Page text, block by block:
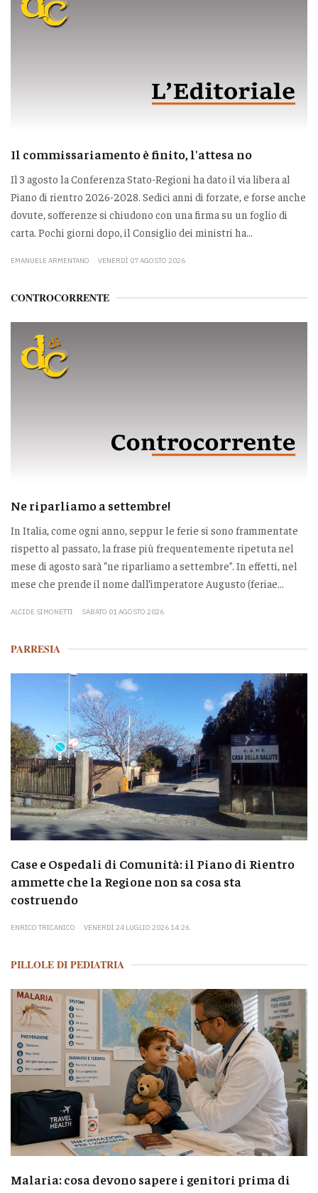
Il commissariamento è finito, l'attesa no
Il 3 agosto la Conferenza Stato-Regioni ha dato il via libera al
Piano di rientro 2026-2028. Sedici anni di forzate, e forse anche
dovute, sofferenze si chiudono con una firma su un foglio di
carta. Pochi giorni dopo, il Consiglio dei ministri ha...
EMANUELE ARMENTANO VENERDÌ 07 AGOSTO 2026
CONTROCORRENTE
Ne riparliamo a settembre!
In Italia, come ogni anno, seppur le ferie si sono frammentate
rispetto al passato, la frase più frequentemente ripetuta nel
mese di agosto sarà “ne riparliamo a settembre”. In effetti, nel
mese che prende il nome dall’imperatore Augusto (feriae...
ALCIDE SIMONETTI SABATO 01 AGOSTO 2026
PARRESIA
Case e Ospedali di Comunità: il Piano di Rientro
ammette che la Regione non sa cosa sta
costruendo
ENRICO TRICANICO VENERDÌ 24 LUGLIO 2026 14:26
PILLOLE DI PEDIATRIA
Malaria: cosa devono sapere i genitori prima di